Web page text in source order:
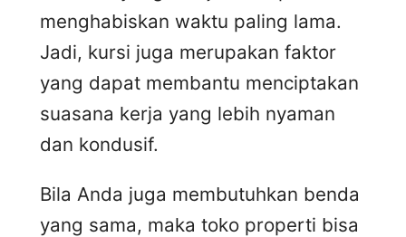
menghabiskan waktu paling lama.
Jadi, kursi juga merupakan faktor
yang dapat membantu menciptakan
suasana kerja yang lebih nyaman
dan kondusif.
Bila Anda juga membutuhkan benda
yang sama, maka toko properti bisa